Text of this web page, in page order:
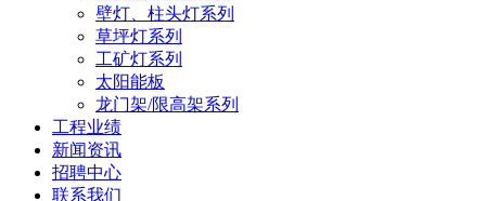
壁灯、柱头灯系列
草坪灯系列
工矿灯系列
太阳能板
龙门架/限高架系列
工程业绩
新闻资讯
招聘中心
联系我们